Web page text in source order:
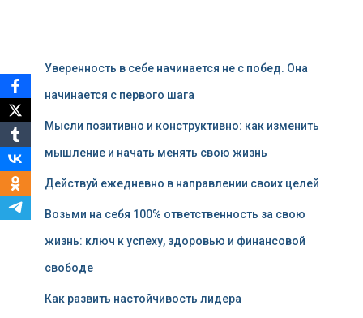
Уверенность в себе начинается не с побед. Она
начинается с первого шага
Мысли позитивно и конструктивно: как изменить
мышление и начать менять свою жизнь
Действуй ежедневно в направлении своих целей
Возьми на себя 100% ответственность за свою
жизнь: ключ к успеху, здоровью и финансовой
свободе
Как развить настойчивость лидера